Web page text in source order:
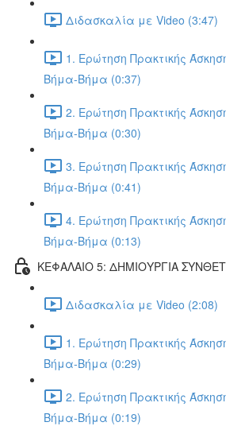
Διδασκαλία με Video (3:47)
1. Ερώτηση Πρακτικής
Βήμα-Βήμα (0:37)
2. Ερώτηση Πρακτικής
Βήμα-Βήμα (0:30)
3. Ερώτηση Πρακτικής
Βήμα-Βήμα (0:41)
4. Ερώτηση Πρακτικής
Βήμα-Βήμα (0:13)
ΚΕΦΑΛΑΙΟ 5: ΔΗΜΙΟΥΡΓΙΑ
Διδασκαλία με Video (2:08)
1. Ερώτηση Πρακτικής
Βήμα-Βήμα (0:29)
2. Ερώτηση Πρακτικής
Βήμα-Βήμα (0:19)